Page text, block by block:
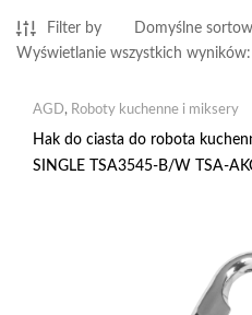
Filter by
Wyświetlanie wszystkich
AGD, Roboty kuchenne i miksery
Hak do ciasta do robota
SINGLE TSA3545-B/W TSA-